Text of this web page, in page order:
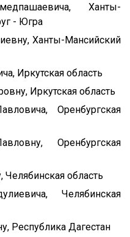
Ханты-
- Югра
Ханты-Мансийский
Иркутская область
Иркутская область
Оренбургская
Оренбургская
область
Челябинская
Дагестан